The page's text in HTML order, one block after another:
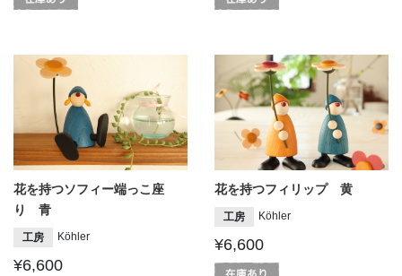
花を持つソフィー端っこ座
り 青
工房 Köhler
¥6,600
花を持つフィリップ 黄
工房 Köhler
¥6,600